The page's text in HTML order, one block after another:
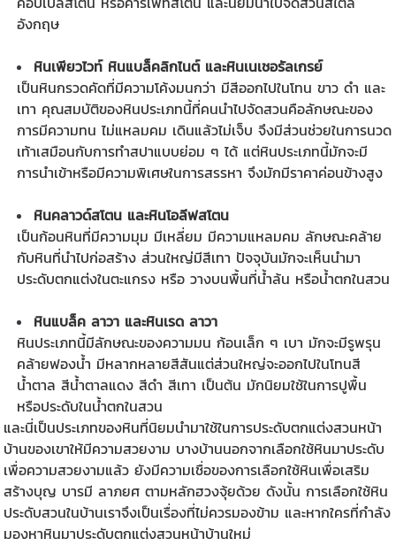
อังกฤษ
หินเพียวไวท์ หินแบล็คลิกไนต์ และหินเนเชอรัลเกรย์
เป็นหินกรวดคัดที่มีความโค้งมนกว่า มีสีออกไปในโทน ขาว ดำ และ
เทา คุณสมบัติของหินประเภทนี้ที่คนนำไปจัดสวนคือลักษณะของ
การมีความทน ไม่แหลมคม เดินแล้วไม่เจ็บ จึงมีส่วนช่วยในการนวด
เท้าเสมือนกับการทำสปาแบบย่อม ๆ ได้ แต่หินประเภทนี้มักจะมี
การนำเข้าหรือมีความพิเศษในการสรรหา จึงมักมีราคาค่อนข้างสูง
หินคลาวด์สโตน และหินโอลีฟสโตน
เป็นก้อนหินที่มีความมุม มีเหลี่ยม มีความแหลมคม ลักษณะคล้าย
กับหินที่นำไปก่อสร้าง ส่วนใหญ่มีสีเทา ปัจจุบันมักจะเห็นนำมา
ประดับตกแต่งในตะแกรง หรือ วางบนพื้นที่น้ำล้น หรือน้ำตกในสวน
หินแบล็ค ลาวา และหินเรด ลาวา
หินประเภทนี้มีลักษณะของความมน ก้อนเล็ก ๆ เบา มักจะมีรูพรุน
คล้ายฟองน้ำ มีหลากหลายสีสันแต่ส่วนใหญ่จะออกไปในโทนสี
น้ำตาล สีน้ำตาลแดง สีดำ สีเทา เป็นต้น มักนิยมใช้ในการปูพื้น
หรือประดับในน้ำตกในสวน
และนี่เป็นประเภทของหินที่นิยมนำมาใช้ในการประดับตกแต่งสวนหน้า
บ้านของเขาให้มีความสวยงาม บางบ้านนอกจากเลือกใช้หินมาประดับ
เพื่อความสวยงามแล้ว ยังมีความเชื่อของการเลือกใช้หินเพื่อเสริม
สร้างบุญ บารมี ลาภยศ ตามหลักฮวงจุ้ยด้วย ดังนั้น การเลือกใช้หิน
ประดับสวนในบ้านเราจึงเป็นเรื่องที่ไม่ควรมองข้าม และหากใครที่กำลัง
มองหาหินมาประดับตกแต่งสวนหน้าบ้านใหม่